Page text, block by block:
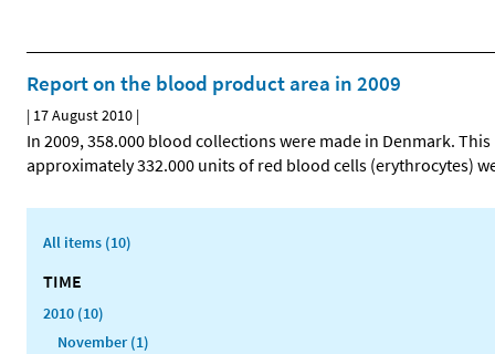
Report on the blood product area in 2009
| 17 August 2010 |
In 2009, 358.000 blood collections were made in Denmark.
approximately 332.000 units of red blood cells (erythrocytes)
All items (10)
TIME
2010 (10)
November (1)